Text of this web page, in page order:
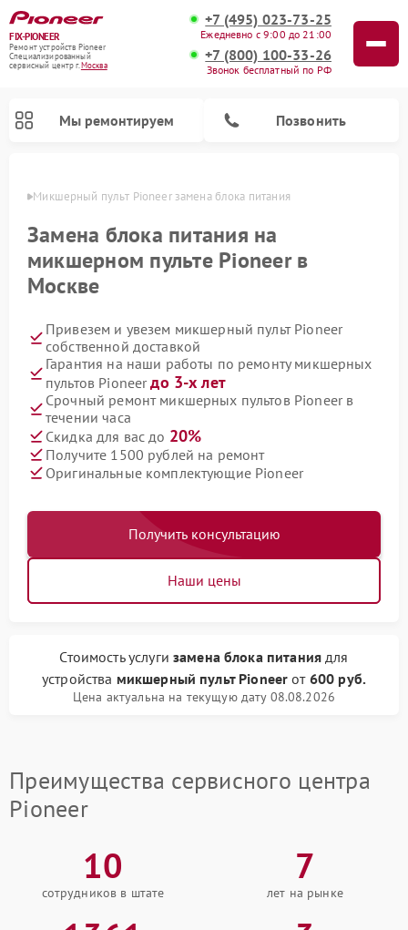
FIX-PIONEER
Ремонт устройств Pioneer
Специализированный
cервисный центр г.Москва
+7 (495) 023-73-25
Ежедневно с 9:00 до 21:00
+7 (800) 100-33-26
Звонок бесплатный по РФ
Мы ремонтируем Позвонить
Микшерный пульт Pioneer замена блока питания
Замена блока питания на
микшерном пульте Pioneer в
Москве
Привезем и увезем микшерный пульт Pioneer
собственной доставкой
Гарантия на наши работы по ремонту микшерных
пультов Pioneerдо 3-х лет
Срочный ремонт микшерных пультов Pioneer в
течении часа
Скидка для вас до 20%
Получите 1500 рублей на ремонт
Оригинальные комплектующие Pioneer
Получить консультацию
Наши цены
Стоимость услуги замена блока питаниядля
устройства микшерный пульт Pioneer от 600 руб.
Цена актуальна на текущую дату 08.08.2026
Преимущества сервисного центра
Pioneer
10
сотрудников в штате
7
лет на рынке